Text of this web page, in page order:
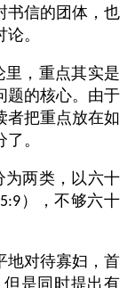
书信的团体，也
。
里，重点其实是
题的核心。由于
者把重点放在如
。
为两类，以六十
5:9 ），不够六十
地对待寡妇，首
但是同时提出有